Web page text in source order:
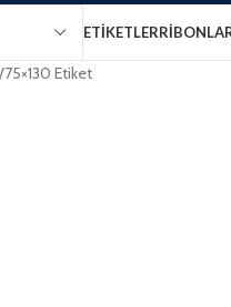
ETIKETLER
75×130 Etiket